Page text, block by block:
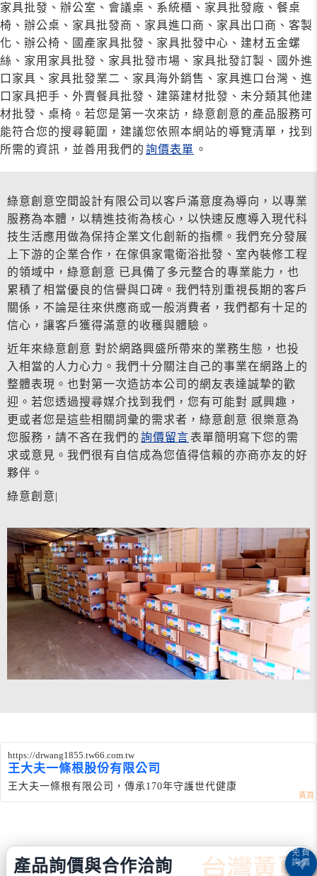
家具批發、辦公室、會議桌、系統櫃、家具批發廠、餐桌
椅、辦公桌、家具批發商、家具進口商、家具出口商、客製
化、辦公椅、國產家具批發、家具批發中心、建材五金螺
絲、家用家具批發、家具批發市場、家具批發訂製、國外進
口家具、家具批發業二、家具海外銷售、家具進口台灣、進
口家具把手、外賣餐具批發、建築建材批發、未分類其他建
材批發、桌椅。若您是第一次來訪，綠意創意的產品服務可
能符合您的搜尋範圍，建議您依照本網站的導覽清單，找到
所需的資訊，並善用我們的 詢價表單 。
綠意創意空間設計有限公司以客戶滿意度為導向，以專業
服務為本體，以精進技術為核心，以快速反應導入現代科
技生活應用做為保持企業文化創新的指標。我們充分發展
上下游的企業合作，在傢俱家電衛浴批發、室內裝修工程
的領域中，綠意創意 已具備了多元整合的專業能力，也
累積了相當優良的信譽與口碑。我們特別重視長期的客戶
關係，不論是往來供應商或一般消費者，我們都有十足的
信心，讓客戶獲得滿意的收穫與體驗。
近年來綠意創意 對於網路興盛所帶來的業務生態，也投
入相當的人力心力。我們十分關注自己的事業在網路上的
整體表現。也對第一次造訪本公司的網友表達誠摯的歡
迎。若您透過搜尋媒介找到我們，您有可能對 感興趣，
更或者您是這些相關詞彙的需求者，綠意創意 很樂意為
您服務，請不吝在我們的 詢價留言表單簡明寫下您的需
求或意見。我們很有自信成為您值得信賴的亦商亦友的好
夥伴。
綠意創意|
https://drwang1855.tw66.com.tw
王大夫一條根股份有限公司
王大夫一條根有限公司，傳承170年守護世代健康
產品詢價與合作洽詢